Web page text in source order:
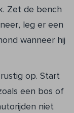
Zet de bench
leg er een
wanneer hij
op. Start
een bos of
niet